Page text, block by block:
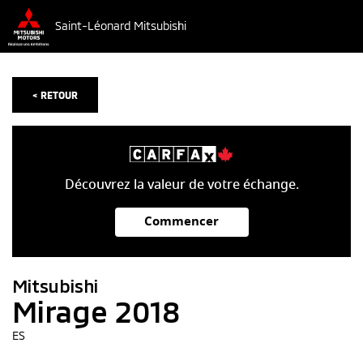
Saint-Léonard Mitsubishi
< RETOUR
Découvrez la valeur de votre échange.
Commencer
Mitsubishi
Mirage 2018
ES